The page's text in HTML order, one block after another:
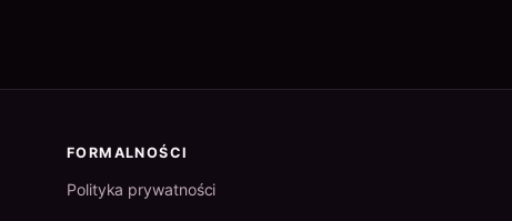
FORMALNOŚCI
Polityka prywatności